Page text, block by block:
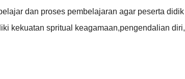
dan proses pembelajaran agar peserta didik
kekuatan spritual keagamaan,pengendalian diri,